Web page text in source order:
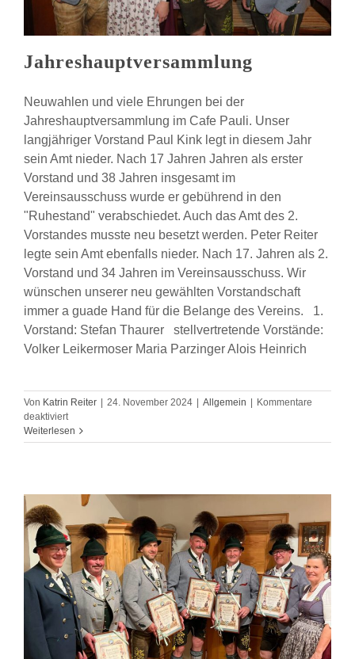
Jahreshauptversammlung
Neuwahlen und viele Ehrungen bei der
Jahreshauptversammlung im Cafe Pauli. Unser
langjähriger Vorstand Paul Kink legt in diesem Jahr
sein Amt nieder. Nach 17 Jahren Jahren als erster
Vorstand und 38 Jahren insgesamt im
Vereinsausschuss wurde er gebührend in den
"Ruhestand" verabschiedet. Auch das Amt des 2.
Vorstandes musste neu besetzt werden. Peter Reiter
legte sein Amt ebenfalls nieder. Nach 17. Jahren als 2.
Vorstand und 34 Jahren im Vereinsausschuss. Wir
wünschen unserer neu gewählten Vorstandschaft
immer a guade Hand für die Belange des Vereins. 1.
Vorstand: Stefan Thaurer stellvertretende Vorstände:
Volker Leikermoser Maria Parzinger Alois Heinrich
Von Katrin Reiter | 24. November 2024 | Allgemein | Kommentare
deaktiviertfür
Jahreshauptversammlung
Weiterlesen